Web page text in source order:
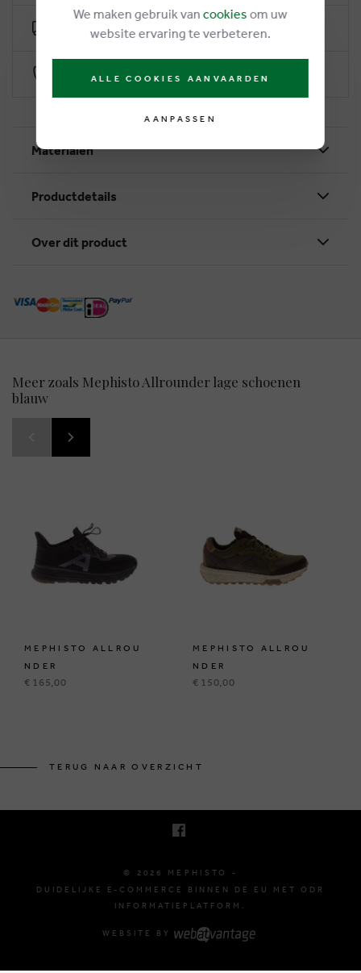
Gratis levering vanaf €50
Veilig betalen via Worldline
Materialen
Productdetails
Over dit product
Meer zoals Mephisto Allrounder lage schoenen
blauw
MEPHISTO ALLROU
NDER
€ 165,00
MEPHISTO ALLROU
NDER
€ 150,00
TERUG NAAR OVERZICHT
© 2026 MEPHISTO -
DUIDELIJKE E-COMMERCE BINNEN DE EU MET ODR
INFORMATIEPLATFORM.
WEBSITE BY
We maken gebruik van cookies om uw
website ervaring te verbeteren.
ALLE COOKIES AANVAARDEN
AANPASSEN